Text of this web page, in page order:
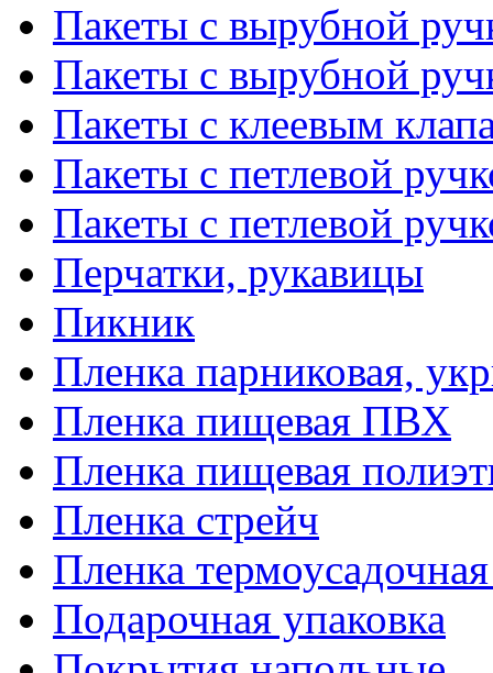
Пакеты с вырубной
Пакеты с вырубной
Пакеты с клеевым
Пакеты с петлевой
Пакеты с петлевой
Перчатки, рукавицы
Пикник
Пленка парниковая,
Пленка пищевая ПВХ
Пленка пищевая
Пленка стрейч
Пленка
Подарочная упаковка